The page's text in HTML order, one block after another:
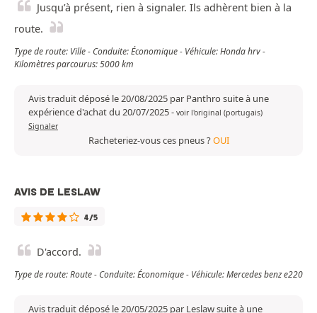
Jusqu’à présent, rien à signaler. Ils adhèrent bien à la
route.
Type de route: Ville - Conduite: Économique - Véhicule: Honda hrv -
Kilomètres parcourus: 5000 km
Avis traduit déposé le 20/08/2025 par Panthro suite à une
expérience d'achat du 20/07/2025- voir l'original (portugais)
Signaler
Racheteriez-vous ces pneus ?OUI
AVIS DE LESLAW
4/5
D'accord.
Type de route: Route - Conduite: Économique - Véhicule: Mercedes benz e220
Avis traduit déposé le 20/05/2025 par Leslaw suite à une